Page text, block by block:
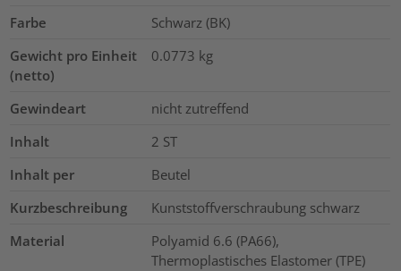
Farbe
Schwarz (BK)
Gewicht pro Einheit
(netto)
0.0773 kg
Gewindeart
nicht zutreffend
Inhalt
2 ST
Inhalt per
Beutel
Kurzbeschreibung
Kunststoffverschraubung schwarz
Material
Polyamid 6.6 (PA66),
Thermoplastisches Elastomer (TPE)